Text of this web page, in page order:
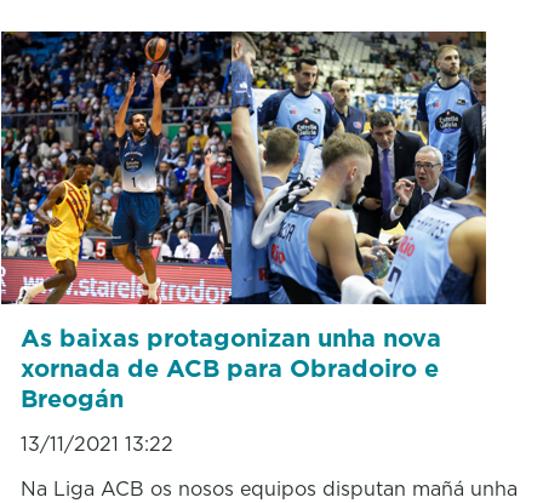
As baixas protagonizan unha nova
xornada de ACB para Obradoiro e
Breogán
13/11/2021 13:22
Na Liga ACB os nosos equipos disputan mañá unha